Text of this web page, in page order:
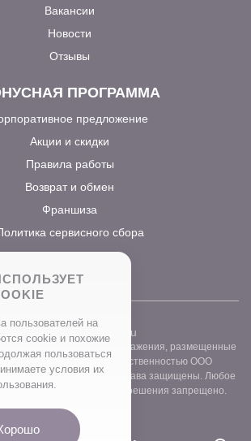
Вакансии
Новости
Отзывы
ПРОГРАММА
предложение
Акции и скидки
Правила работы
Возврат и обмен
Франшиза
сервисного сбора
www.prostocvet.ru
и графические изображения, размещенные
магазина, являются собственностью ООО
1157746211248. Все права защищены. Любое
без письменного разрешения запрещено.
пользователей на
сookie и похожие
пользоваться
условия их